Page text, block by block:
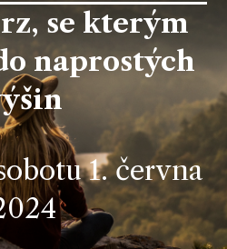
se kterým
naprostých
1. června